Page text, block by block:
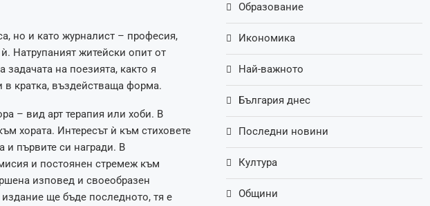
но и като журналист – професия,
Натрупаният житейски опит от
на поезията, както я
в кратка, въздействаща форма.
– вид арт терапия или хоби. В
хората. Интересът ѝ към стиховете
и първите си награди. В
и постоянен стремеж към
изповед и своеобразен
ще бъде последното, тя е
Образование
Икономика
Най-важното
България днес
Последни новини
Култура
Общини